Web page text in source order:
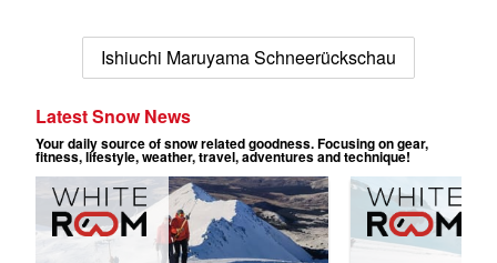
Ishiuchi Maruyama Schneerückschau